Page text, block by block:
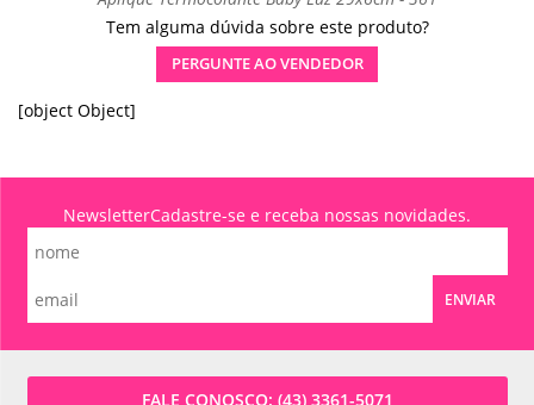
Tem alguma dúvida sobre este produto?
PERGUNTE AO VENDEDOR
[object Object]
NewsletterCadastre-se e receba nossas novidades.
ENVIAR
FALE CONOSCO: (43) 3361-5071